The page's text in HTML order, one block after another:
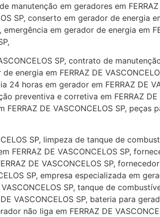
manutenção em geradores em
SP, conserto em gerador de energia
em gerador de energia em
SP, contrato de
energia em FERRAZ DE
24 horas em gerador em FERRAZ DE
preventiva e corretiva em FERRAZ
DE VASCONCELOS SP, peças
SP, limpeza de tanque de
FERRAZ DE VASCONCELOS SP,
DE VASCONCELOS SP,
SP, empresa especializada em
SP, tanque de
VASCONCELOS SP, bateria para
não liga em FERRAZ DE